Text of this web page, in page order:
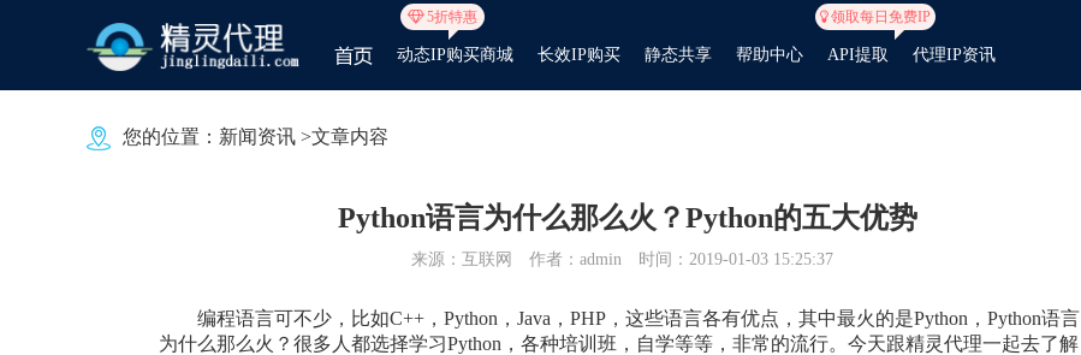
5折特惠
动态IP购买商城 长效IP购买 静态共享 帮助中心 API提取
领取每日免费IP
代理IP资讯
您的位置： 新闻资讯 >文章内容
Python语言为什么那么火？Python的五大优势
来源：互联网 作者：admin 时间：2019-01-03 15:25:37
编程语言可不少，比如C++，Python，Java，PHP，这些语言各有优点，其中最火的是Python，Python语言
为什么那么火？很多人都选择学习Python，各种培训班，自学等等，非常的流行。今天跟精灵代理一起去了解